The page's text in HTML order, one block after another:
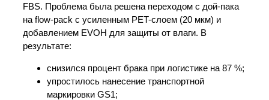
FBS. Проблема была решена переходом с дой-пака
на flow-pack с усиленным PET-слоем (20 мкм) и
добавлением EVOH для защиты от влаги. В
результате:
снизился процент брака при логистике на 87 %;
упростилось нанесение транспортной
маркировки GS1;